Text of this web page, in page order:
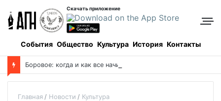
Скачать приложение
События Общество Культура История Контакты
Боровое: когда и как все начиналось, и кто все начинал
Главная Новости
Культура